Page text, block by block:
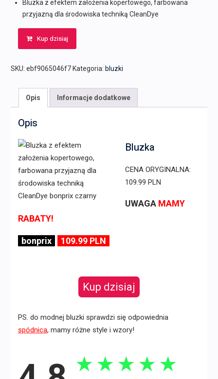
Bluzka z efektem założenia kopertowego, farbowana
przyjazną dla środowiska techniką CleanDye
Kup dzisiaj
SKU: ebf9065046f7 Kategoria: bluzki
Opis Informacje dodatkowe
Opis
Bluzka
CENA ORYGINALNA:
109.99 PLN
UWAGA MAMY
RABATY!
bonprix 109.99 PLN
Kup dzisiaj
PS. do modnej bluzki sprawdzi się odpowiednia
spódnica, mamy różne style i wzory!
★ ★ ★ ★ ★